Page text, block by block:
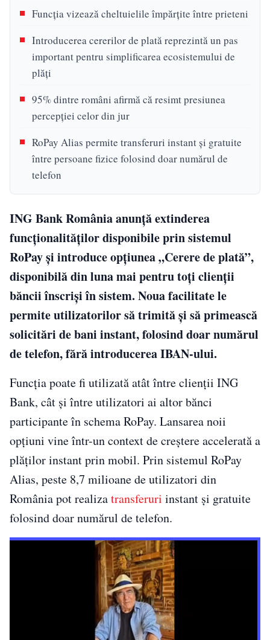
Funcția vizează cheltuielile împărțite între prieteni
Introducerea cererilor de plată reprezintă un pas
important pentru simplificarea ecosistemului de
plăți
95% dintre români afirmă că resimt presiunea
percepției celor din jur
RoPay Alias permite transferuri instant și gratuite
între persoane fizice folosind doar numărul de
telefon
ING Bank România anunță extinderea
funcționalităților disponibile prin sistemul
RoPay și introduce opțiunea „Cerere de plată”,
disponibilă din luna mai pentru toți clienții
băncii înscriși în sistem. Noua facilitate le
permite utilizatorilor să trimită și să primească
solicitări de bani instant, folosind doar numărul
de telefon, fără introducerea IBAN-ului.
Funcția poate fi utilizată atât între clienții ING
Bank, cât și între utilizatori ai altor bănci
participante în schema RoPay. Lansarea noii
opțiuni vine într-un context de creștere accelerată a
plăților instant prin mobil. Prin sistemul RoPay
Alias, peste 8,7 milioane de utilizatori din
România pot realizatransferuri instant și gratuite
folosind doar numărul de telefon.